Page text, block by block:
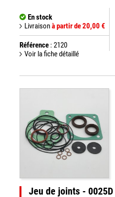
En stock
Livraisonà partir de 20,00 €
Référence : 2120
Voir la fiche détaillé
Jeu de joints - 0025D